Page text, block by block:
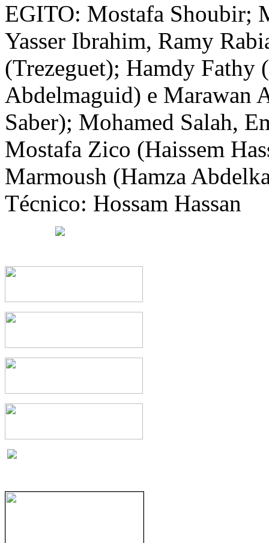
EGITO: Mostafa Shoubir;
Yasser Ibrahim, Ramy
(Trezeguet); Hamdy Fathy
Abdelmaguid) e Marawan
Saber); Mohamed Salah,
Mostafa Zico (Haissem
Marmoush (Hamza
Técnico: Hossam Hassan